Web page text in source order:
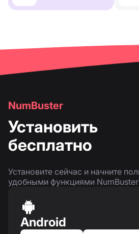
NumBuster
Установить
бесплатно
Установите сейчас и начните
удобными функциями
Android